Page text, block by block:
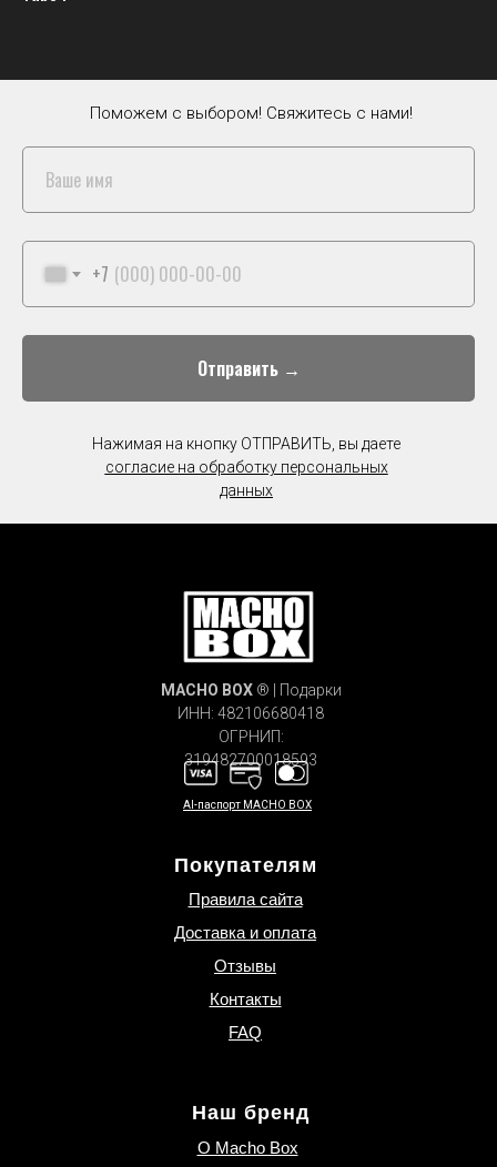
Поможем с выбором! Свяжитесь с нами!
+7
Отправить →
Нажимая на кнопку ОТПРАВИТЬ, вы даете
согласие на обработку персональных
данных
Покупателям
Правила сайта
Доставка и оплата
Отзывы
Контакты
FAQ
Наш бренд
О Macho Box
MACHO BOX® | Подарки
ИНН: 482106680418
ОГРНИП:
319482700018593
AI-паспорт MACHO BOX